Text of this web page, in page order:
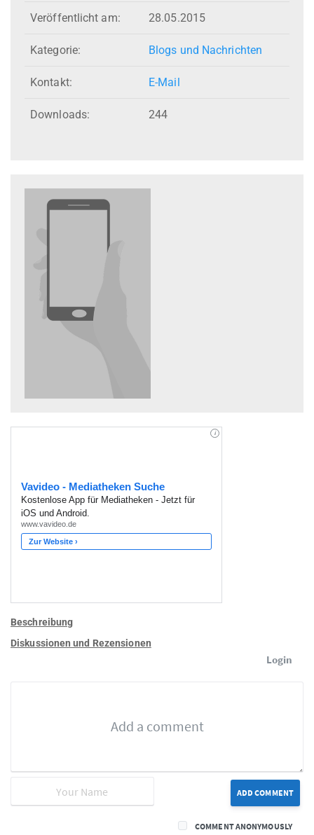
Veröffentlicht am: 28.05.2015
Kategorie: Blogs und Nachrichten
Kontakt: E-Mail
Downloads: 244
Beschreibung
Diskussionen und Rezensionen
Login
ADD COMMENT
COMMENT ANONYMOUSLY